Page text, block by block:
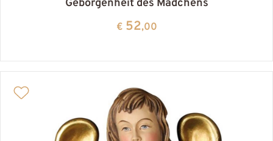
Geborgenheit des Mädchens
€52,00